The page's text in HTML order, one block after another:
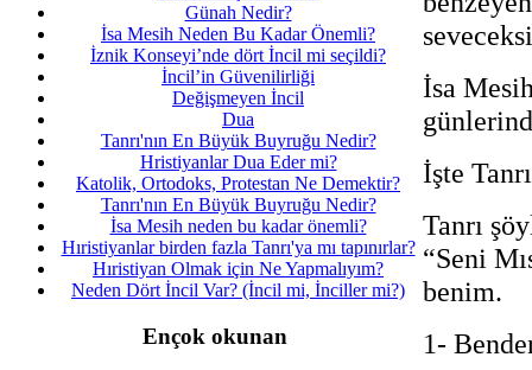
Günah Nedir?
İsa Mesih Neden Bu Kadar Önemli?
İznik Konseyi’nde dört İncil mi seçildi?
İncil’in Güvenilirliği
Değişmeyen İncil
Dua
Tanrı'nın En Büyük Buyruğu Nedir?
Hristiyanlar Dua Eder mi?
Katolik, Ortodoks, Protestan Ne Demektir?
Tanrı'nın En Büyük Buyruğu Nedir?
İsa Mesih neden bu kadar önemli?
Hıristiyanlar birden fazla Tanrı'ya mı tapınırlar?
Hıristiyan Olmak için Ne Yapmalıyım?
Neden Dört İncil Var? (İncil mi, İnciller mi?)
Ençok okunan
İsa
İşte
Tanrı
“Seni
benim.
1-